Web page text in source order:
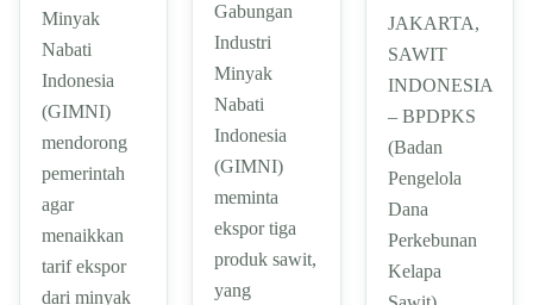
Minyak
Nabati
Indonesia
(GIMNI)
mendorong
pemerintah
agar
menaikkan
tarif ekspor
dari minyak
Gabungan
Industri
Minyak
Nabati
Indonesia
(GIMNI)
meminta
ekspor tiga
produk sawit,
yang
JAKARTA,
SAWIT
INDONESIA
– BPDPKS
(Badan
Pengelola
Dana
Perkebunan
Kelapa